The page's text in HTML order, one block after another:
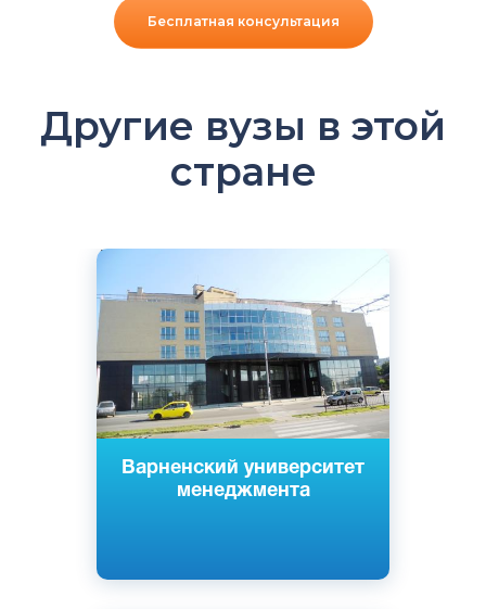
Бесплатная консультация
Другие вузы в этой
стране
Варненский университет
менеджмента
Английский
Частный